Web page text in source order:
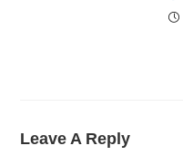
Leave A Reply